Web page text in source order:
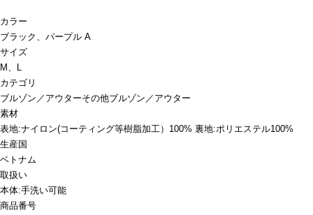
カラー
ブラック、パープル A
サイズ
M、L
カテゴリ
ブルゾン／アウターその他ブルゾン／アウター
素材
表地:ナイロン(コーティング等樹脂加工）100% 裏地:ポリエステル100%
生産国
ベトナム
取扱い
本体:手洗い可能
商品番号